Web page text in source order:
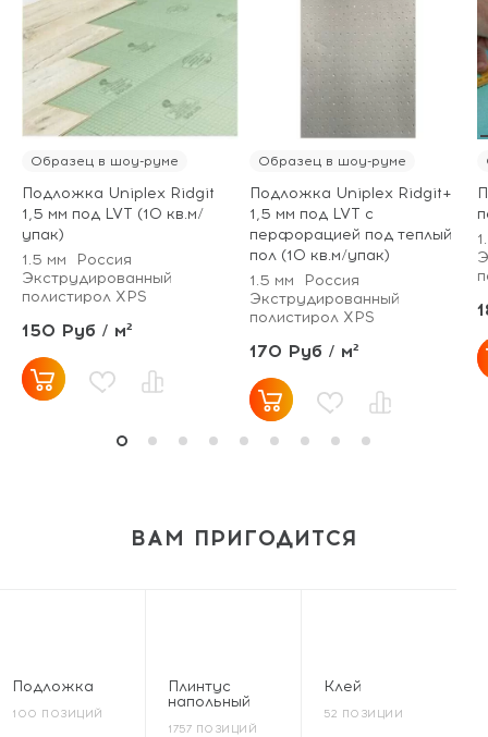
Образец в шоу-руме
Подложка Uniplex Ridgit
1,5 мм под LVT (10 кв.м/
упак)
1.5 мм
Россия
Экструдированный
полистирол XPS
150 Руб / м²
Образец в шоу-руме
Подложка Uniplex Ridgit+
1,5 мм под LVT с
перфорацией под теплый
пол (10 кв.м/упак)
1.5 мм
Россия
Экструдированный
полистирол XPS
170 Руб / м²
ВАМ ПРИГОДИТСЯ
Подложка
100 ПОЗИЦИЙ
Плинтус
напольный
1757 ПОЗИЦИЙ
Клей
52 ПОЗИЦИИ